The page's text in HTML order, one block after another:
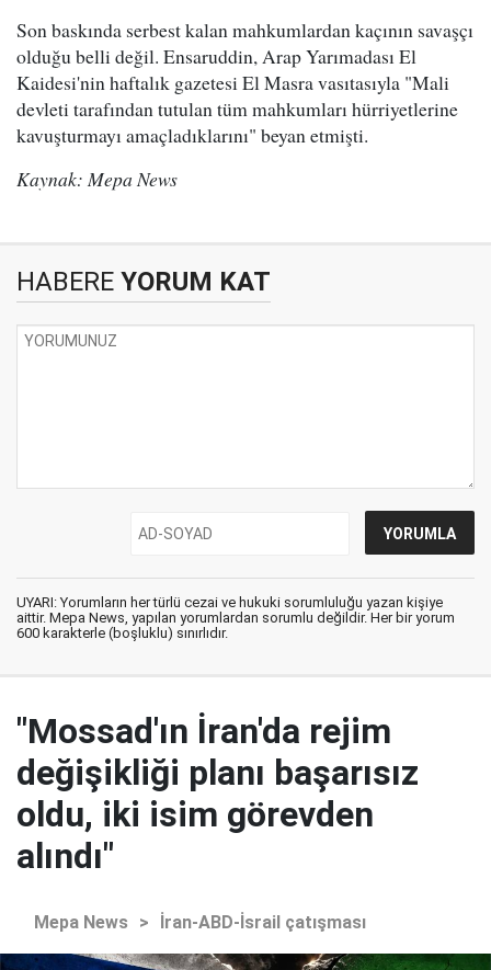
Son baskında serbest kalan mahkumlardan kaçının savaşçı
olduğu belli değil. Ensaruddin, Arap Yarımadası El
Kaidesi'nin haftalık gazetesi El Masra vasıtasıyla "Mali
devleti tarafından tutulan tüm mahkumları hürriyetlerine
kavuşturmayı amaçladıklarını" beyan etmişti.
Kaynak: Mepa News
HABERE YORUM KAT
UYARI: Yorumların her türlü cezai ve hukuki sorumluluğu yazan kişiye
aittir. Mepa News, yapılan yorumlardan sorumlu değildir. Her bir yorum
600 karakterle (boşluklu) sınırlıdır.
"Mossad'ın İran'da rejim
değişikliği planı başarısız
oldu, iki isim görevden
alındı"
Mepa News > İran-ABD-İsrail çatışması